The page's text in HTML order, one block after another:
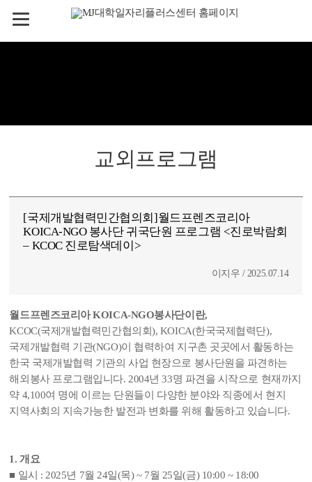
교외프로그램
[국제개발협력민간협의회]월드프렌즈코리아
KOICA-NGO 봉사단 귀국단원 프로그램 <진로박람회
– KCOC 진로탐색데이>
이지우 / 2025.07.14
월드프렌즈코리아 KOICA-NGO봉사단이란,
KCOC(국제개발협력민간협의회), KOICA(한국국제협력단),
국제개발협력 기관(NGO)이 협력하여 지구촌 곳곳에서 활동하는
한국 국제개발협력 기관의 사업 현장으로 봉사단원을 파견하는
해외봉사 프로그램입니다. 2004년 33명 파견을 시작으로 현재까지
약 4,100여 명에 이르는 단원들이 다양한 분야와 직종에서 현지
지역사회의 지속가능한 발전과 변화를 위해 활동하고 있습니다.
1. 개요
■ 일시 : 2025년 7월 24일(목) ~ 7월 25일(금) 10:00 ~ 18:00